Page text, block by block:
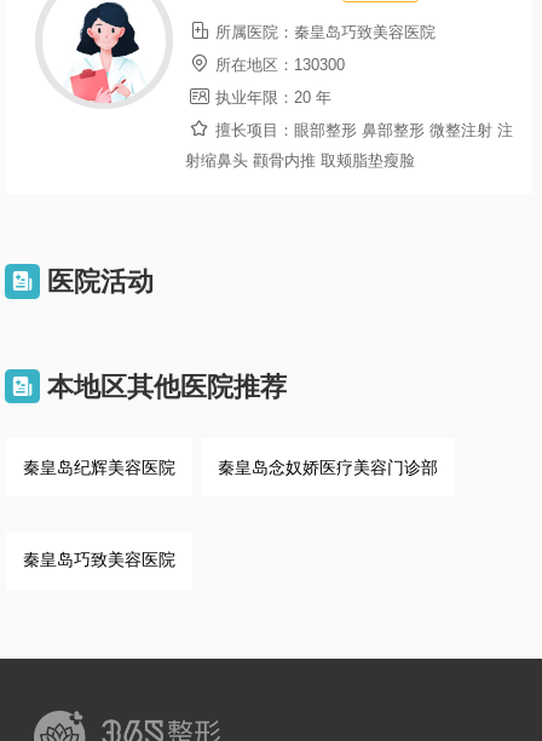
 所属医院： 秦皇岛巧致美容医院
 所在地区： 130300
 执业年限： 20 年
 擅长项目： 眼部整形 鼻部整形 微整注射 注
射缩鼻头 颧骨内推 取颊脂垫瘦脸
 医院活动
 本地区其他医院推荐
秦皇岛纪辉美容医院 秦皇岛念奴娇医疗美容门诊部
秦皇岛巧致美容医院